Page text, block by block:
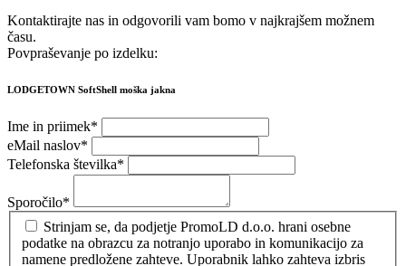
Kontaktirajte nas in odgovorili vam bomo v najkrajšem možnem
času.
Povpraševanje po izdelku:
LODGETOWN SoftShell moška jakna
Ime in priimek*
eMail naslov*
Telefonska številka*
Sporočilo*
Strinjam se, da podjetje PromoLD d.o.o. hrani osebne
podatke na obrazcu za notranjo uporabo in komunikacijo za
namene predložene zahteve. Uporabnik lahko zahteva izbris